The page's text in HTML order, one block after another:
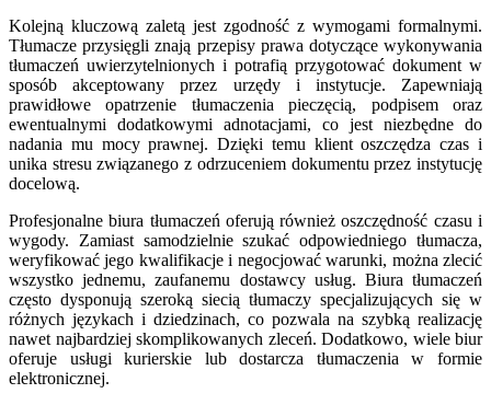
Kolejną kluczową zaletą jest zgodność z wymogami formalnymi.
Tłumacze przysięgli znają przepisy prawa dotyczące wykonywania
tłumaczeń uwierzytelnionych i potrafią przygotować dokument w
sposób akceptowany przez urzędy i instytucje. Zapewniają
prawidłowe opatrzenie tłumaczenia pieczęcią, podpisem oraz
ewentualnymi dodatkowymi adnotacjami, co jest niezbędne do
nadania mu mocy prawnej. Dzięki temu klient oszczędza czas i
unika stresu związanego z odrzuceniem dokumentu przez instytucję
docelową.
Profesjonalne biura tłumaczeń oferują również oszczędność czasu i
wygody. Zamiast samodzielnie szukać odpowiedniego tłumacza,
weryfikować jego kwalifikacje i negocjować warunki, można zlecić
wszystko jednemu, zaufanemu dostawcy usług. Biura tłumaczeń
często dysponują szeroką siecią tłumaczy specjalizujących się w
różnych językach i dziedzinach, co pozwala na szybką realizację
nawet najbardziej skomplikowanych zleceń. Dodatkowo, wiele biur
oferuje usługi kurierskie lub dostarcza tłumaczenia w formie
elektronicznej.